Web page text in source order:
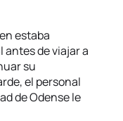
estaba
antes de viajar a
su
el personal
de Odense le